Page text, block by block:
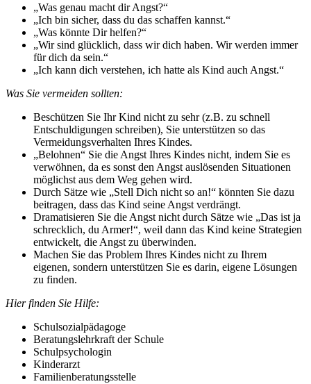
„Was genau macht dir Angst?“
„Ich bin sicher, dass du das schaffen kannst.“
„Was könnte Dir helfen?“
„Wir sind glücklich, dass wir dich haben. Wir werden immer
für dich da sein.“
„Ich kann dich verstehen, ich hatte als Kind auch Angst.“
Was Sie vermeiden sollten:
Beschützen Sie Ihr Kind nicht zu sehr (z.B. zu schnell
Entschuldigungen schreiben), Sie unterstützen so das
Vermeidungsverhalten Ihres Kindes.
„Belohnen“ Sie die Angst Ihres Kindes nicht, indem Sie es
verwöhnen, da es sonst den Angst auslösenden Situationen
möglichst aus dem Weg gehen wird.
Durch Sätze wie „Stell Dich nicht so an!“ könnten Sie dazu
beitragen, dass das Kind seine Angst verdrängt.
Dramatisieren Sie die Angst nicht durch Sätze wie „Das ist ja
schrecklich, du Armer!“, weil dann das Kind keine Strategien
entwickelt, die Angst zu überwinden.
Machen Sie das Problem Ihres Kindes nicht zu Ihrem
eigenen, sondern unterstützen Sie es darin, eigene Lösungen
zu finden.
Hier finden Sie Hilfe:
Schulsozialpädagoge
Beratungslehrkraft der Schule
Schulpsychologin
Kinderarzt
Familienberatungsstelle